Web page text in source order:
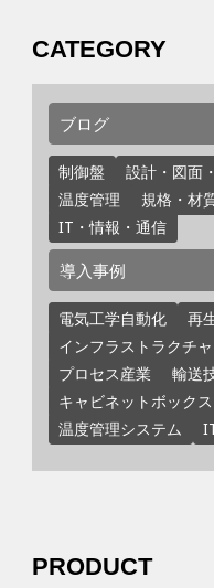
CATEGORY
ブログ
制御盤 設計・図面
温度管理
規格・材
IT・情報・通信
導入事例
電気工学自動化 再
インフラストラクチャ
プロセス産業
輸送
キャビネットボックス
温度管理システム
PRODUCT